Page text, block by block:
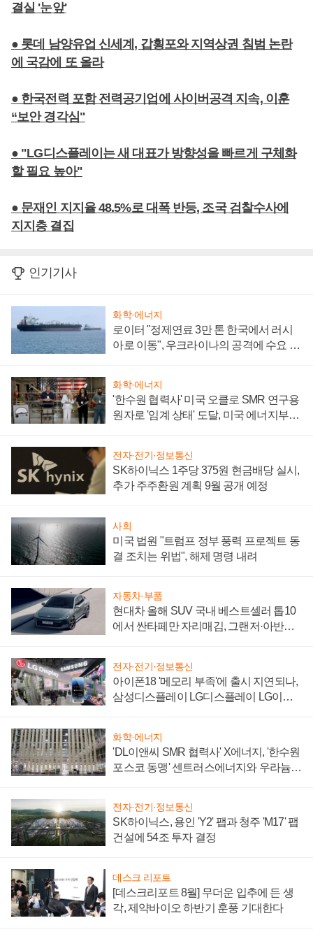
결실 '눈앞'
● 롯데 남양유업 신세계, 갑횡포와 지역상권 침범 논란
에 국감에 또 올라
● 한국전력 포함 전력공기업에 사이버공격 지속, 이훈
“보안 경각심"
● "LG디스플레이는 새 대표가 방향성을 빠르게 구체화
할 필요 높아"
● 문재인 지지율 48.5%로 대폭 반등, 조국 검찰수사에
지지층 결집
인기기사
화학·에너지
로이터 "정제연료 3만 톤 한국에서 러시
아로 이동", 우크라이나의 공격에 수요 늘
화학·에너지
'한수원 협력사' 미국 오클로 SMR 연구용
원자로 '임계 상태' 도달, 미국 에너지부
전자·전기·정보통신
SK하이닉스 1주당 375원 현금배당 실시,
추가 주주환원 계획 9월 공개 예정
사회
미국 법원 "트럼프 정부 풍력 프로젝트 동
결 조치는 위법", 해제 명령 내려
자동차·부품
현대차 올해 SUV 국내 베스트셀러 톱10
에서 싼타페만 자리매김, 그랜저·아반떼
전자·전기·정보통신
아이폰18 '메모리 부족'에 출시 지연되나,
삼성디스플레이 LG디스플레이 LG이노
화학·에너지
'DL이앤씨 SMR 협력사' X에너지, '한수원
포스코 동맹' 센트러스에너지와 우라늄
전자·전기·정보통신
SK하이닉스, 용인 'Y2' 팹과 청주 'M17' 팹
건설에 54조 투자 결정
데스크 리포트
[데스크리포트 8월] 무더운 입추에 든 생
각, 제약바이오 하반기 훈풍 기대한다